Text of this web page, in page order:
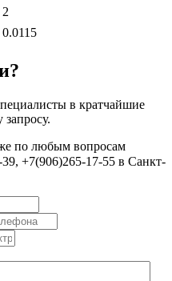
2
0.0115
в кратчайшие
по любым вопросам
+7(906)265-17-55 в Санкт-